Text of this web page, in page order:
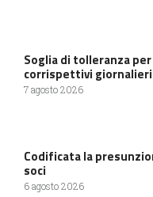
Soglia di tolleranza
corrispettivi giornalieri
7 agosto 2026
Codificata la
soci
6 agosto 2026